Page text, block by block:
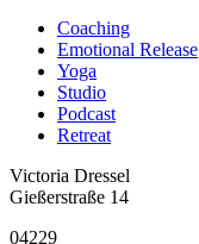
Coaching
Emotional Release
Yoga
Studio
Podcast
Retreat
Victoria Dressel
Gießerstraße 14
04229